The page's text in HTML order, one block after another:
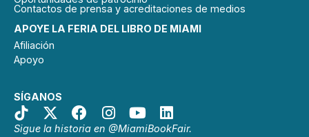
APOYE LA FERIA DEL LIBRO DE MIAMI
Afiliación
Apoyo
SÍGANOS
Sigue la historia en @MiamiBookFair.
Contactos de prensa y acreditaciones de medios